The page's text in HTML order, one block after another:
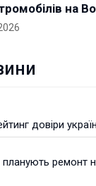
на
довіри
ремонт